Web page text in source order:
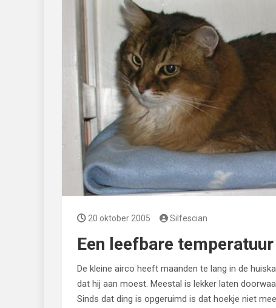
20 oktober 2005 Silfescian
Een leefbare temperatuur
De kleine airco heeft maanden te lang in de
dat hij aan moest. Meestal is lekker laten
Sinds dat ding is opgeruimd is dat hoekje niet